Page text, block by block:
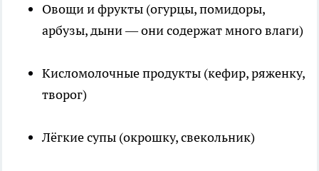
Овощи и фрукты (огурцы, помидоры,
арбузы, дыни — они содержат много влаги)
Кисломолочные продукты (кефир, ряженку,
творог)
Лёгкие супы (окрошку, свекольник)